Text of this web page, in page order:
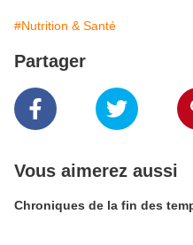
#Nutrition & Santé
Partager
Vous aimerez aussi
Chroniques de la fin des